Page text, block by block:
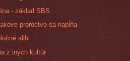
- základ SBS
proroctvo sa napĺňa
alibi
z iných kultúr